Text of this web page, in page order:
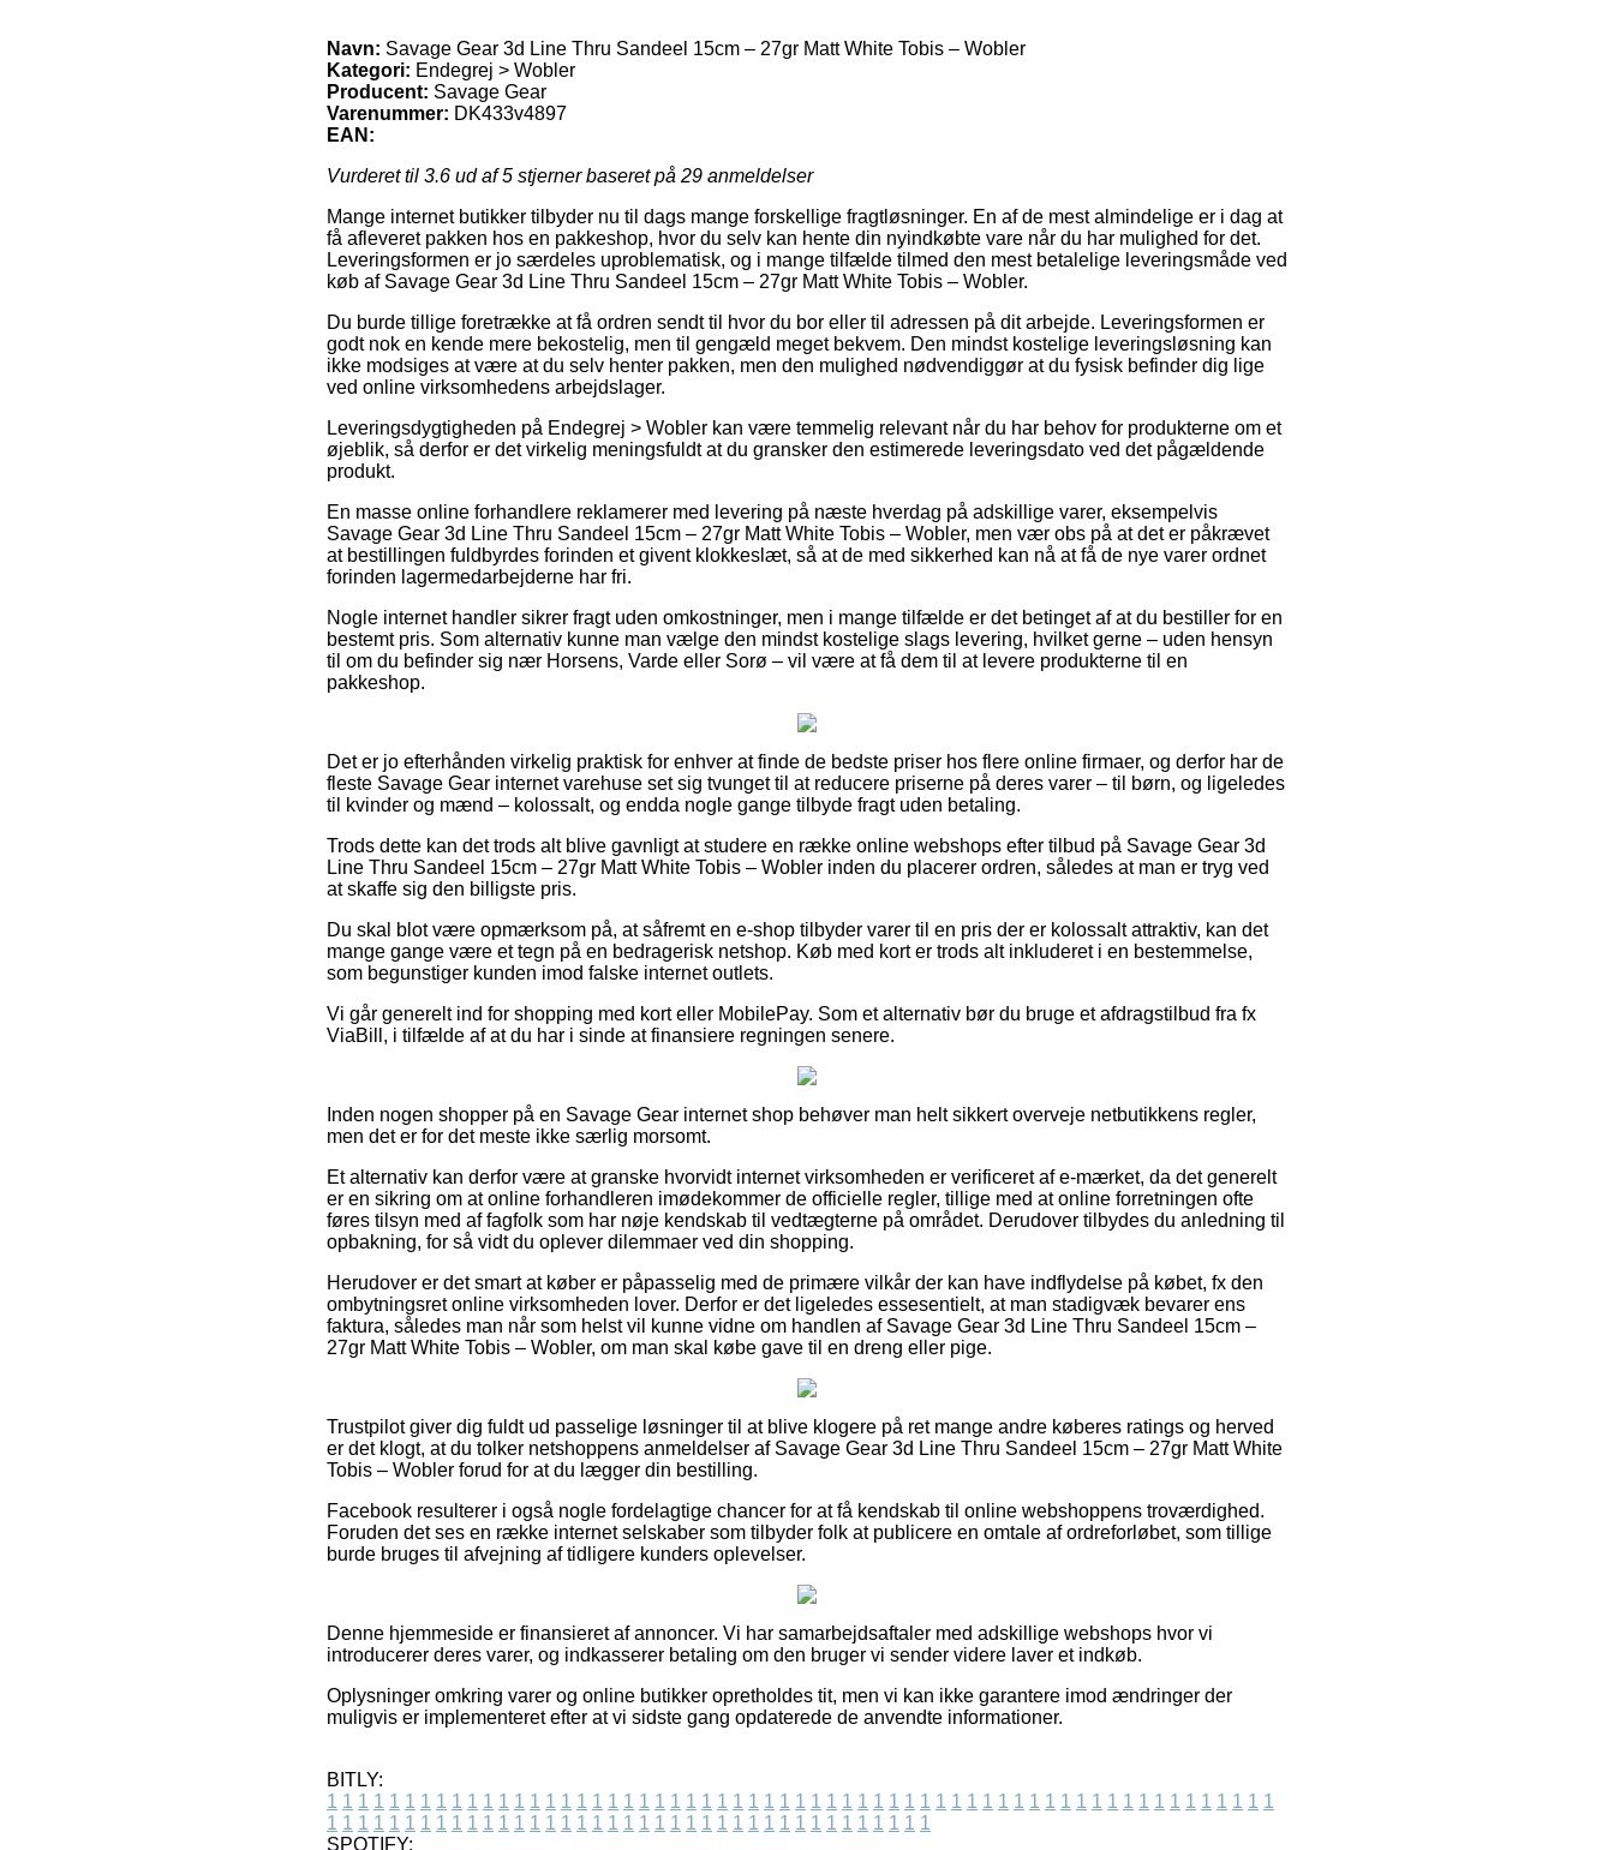
Navn: Savage Gear 3d Line Thru Sandeel 15cm – 27gr Matt White Tobis – Wobler
Kategori: Endegrej > Wobler
Producent: Savage Gear
Varenummer: DK433v4897
EAN:
Vurderet til 3.6 ud af 5 stjerner baseret på 29 anmeldelser
Mange internet butikker tilbyder nu til dags mange forskellige fragtløsninger. En af de mest almindelige er i dag at
få afleveret pakken hos en pakkeshop, hvor du selv kan hente din nyindkøbte vare når du har mulighed for det.
Leveringsformen er jo særdeles uproblematisk, og i mange tilfælde tilmed den mest betalelige leveringsmåde ved
køb af Savage Gear 3d Line Thru Sandeel 15cm – 27gr Matt White Tobis – Wobler.
Du burde tillige foretrække at få ordren sendt til hvor du bor eller til adressen på dit arbejde. Leveringsformen er
godt nok en kende mere bekostelig, men til gengæld meget bekvem. Den mindst kostelige leveringsløsning kan
ikke modsiges at være at du selv henter pakken, men den mulighed nødvendiggør at du fysisk befinder dig lige
ved online virksomhedens arbejdslager.
Leveringsdygtigheden på Endegrej > Wobler kan være temmelig relevant når du har behov for produkterne om et
øjeblik, så derfor er det virkelig meningsfuldt at du gransker den estimerede leveringsdato ved det pågældende
produkt.
En masse online forhandlere reklamerer med levering på næste hverdag på adskillige varer, eksempelvis
Savage Gear 3d Line Thru Sandeel 15cm – 27gr Matt White Tobis – Wobler, men vær obs på at det er påkrævet
at bestillingen fuldbyrdes forinden et givent klokkeslæt, så at de med sikkerhed kan nå at få de nye varer ordnet
forinden lagermedarbejderne har fri.
Nogle internet handler sikrer fragt uden omkostninger, men i mange tilfælde er det betinget af at du bestiller for en
bestemt pris. Som alternativ kunne man vælge den mindst kostelige slags levering, hvilket gerne – uden hensyn
til om du befinder sig nær Horsens, Varde eller Sorø – vil være at få dem til at levere produkterne til en
pakkeshop.
Det er jo efterhånden virkelig praktisk for enhver at finde de bedste priser hos flere online firmaer, og derfor har de
fleste Savage Gear internet varehuse set sig tvunget til at reducere priserne på deres varer – til børn, og ligeledes
til kvinder og mænd – kolossalt, og endda nogle gange tilbyde fragt uden betaling.
Trods dette kan det trods alt blive gavnligt at studere en række online webshops efter tilbud på Savage Gear 3d
Line Thru Sandeel 15cm – 27gr Matt White Tobis – Wobler inden du placerer ordren, således at man er tryg ved
at skaffe sig den billigste pris.
Du skal blot være opmærksom på, at såfremt en e-shop tilbyder varer til en pris der er kolossalt attraktiv, kan det
mange gange være et tegn på en bedragerisk netshop. Køb med kort er trods alt inkluderet i en bestemmelse,
som begunstiger kunden imod falske internet outlets.
Vi går generelt ind for shopping med kort eller MobilePay. Som et alternativ bør du bruge et afdragstilbud fra fx
ViaBill, i tilfælde af at du har i sinde at finansiere regningen senere.
Inden nogen shopper på en Savage Gear internet shop behøver man helt sikkert overveje netbutikkens regler,
men det er for det meste ikke særlig morsomt.
Et alternativ kan derfor være at granske hvorvidt internet virksomheden er verificeret af e-mærket, da det generelt
er en sikring om at online forhandleren imødekommer de officielle regler, tillige med at online forretningen ofte
føres tilsyn med af fagfolk som har nøje kendskab til vedtægterne på området. Derudover tilbydes du anledning til
opbakning, for så vidt du oplever dilemmaer ved din shopping.
Herudover er det smart at køber er påpasselig med de primære vilkår der kan have indflydelse på købet, fx den
ombytningsret online virksomheden lover. Derfor er det ligeledes essesentielt, at man stadigvæk bevarer ens
faktura, således man når som helst vil kunne vidne om handlen af Savage Gear 3d Line Thru Sandeel 15cm –
27gr Matt White Tobis – Wobler, om man skal købe gave til en dreng eller pige.
Trustpilot giver dig fuldt ud passelige løsninger til at blive klogere på ret mange andre køberes ratings og herved
er det klogt, at du tolker netshoppens anmeldelser af Savage Gear 3d Line Thru Sandeel 15cm – 27gr Matt White
Tobis – Wobler forud for at du lægger din bestilling.
Facebook resulterer i også nogle fordelagtige chancer for at få kendskab til online webshoppens troværdighed.
Foruden det ses en række internet selskaber som tilbyder folk at publicere en omtale af ordreforløbet, som tillige
burde bruges til afvejning af tidligere kunders oplevelser.
Denne hjemmeside er finansieret af annoncer. Vi har samarbejdsaftaler med adskillige webshops hvor vi
introducerer deres varer, og indkasserer betaling om den bruger vi sender videre laver et indkøb.
Oplysninger omkring varer og online butikker opretholdes tit, men vi kan ikke garantere imod ændringer der
muligvis er implementeret efter at vi sidste gang opdaterede de anvendte informationer.
BITLY:
1 1 1 1 1 1 1 1 1 1 1 1 1 1 1 1 1 1 1 1 1 1 1 1 1 1 1 1 1 1 1 1 1 1 1 1 1 1 1 1 1 1 1 1 1 1 1 1 1 1 1 1 1 1 1 1 1 1 1 1 1
1 1 1 1 1 1 1 1 1 1 1 1 1 1 1 1 1 1 1 1 1 1 1 1 1 1 1 1 1 1 1 1 1 1 1 1 1 1 1
SPOTIFY: